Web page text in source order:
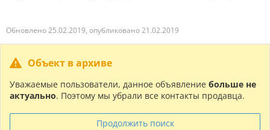
Обновлено 25.02.2019, опубликовано 21.02.2019
Объект в архиве
Уважаемые пользователи, данное объявление больше не
актуально. Поэтому мы убрали все контакты продавца.
Продолжить поиск